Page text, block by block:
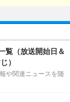
覧（放送開始日＆
）
や関連ニュースを随